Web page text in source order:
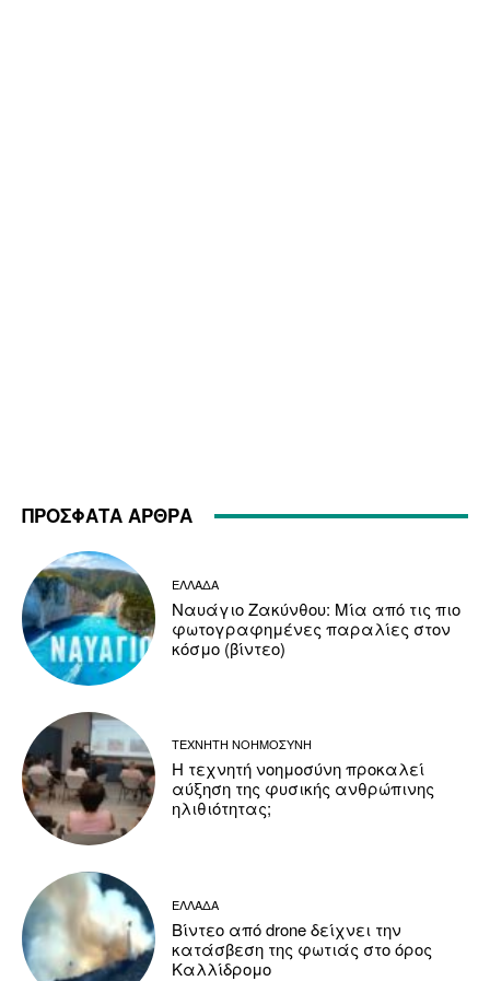
ΠΡΟΣΦΑΤΑ ΑΡΘΡΑ
ΕΛΛΑΔΑ
Ναυάγιο Ζακύνθου: Μία από τις πιο
φωτογραφημένες παραλίες στον
κόσμο (βίντεο)
ΤΕΧΝΗΤΗ ΝΟΗΜΟΣΥΝΗ
Η τεχνητή νοημοσύνη προκαλεί
αύξηση της φυσικής ανθρώπινης
ηλιθιότητας;
ΕΛΛΑΔΑ
Βίντεο από drone δείχνει την
κατάσβεση της φωτιάς στο όρος
Καλλίδρομο